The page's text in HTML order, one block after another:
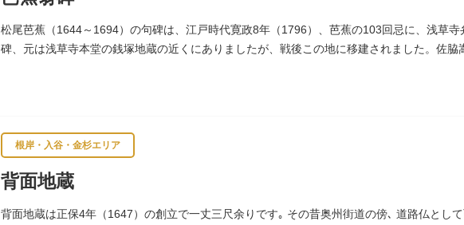
松尾芭蕉（1644～1694）の句碑は、江戸時代寛政8年（1796）、芭蕉の103回忌に、浅草
碑、元は浅草寺本堂の銭塚地蔵の近くにありましたが、戦後この地に移建されました。佐脇
根岸・入谷・金杉エリア
背面地蔵
背面地蔵は正保4年（1647）の創立で一丈三尺余りです｡ その昔奥州街道の傍､ 道路仏とし